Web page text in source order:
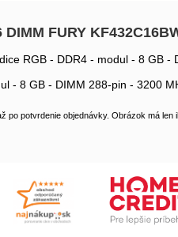
FURY
RGB - DDR4 - modul - 8 GB
- 8 GB - DIMM 288-pin - 3200
po potvrdenie objednávky. Obrázok má len